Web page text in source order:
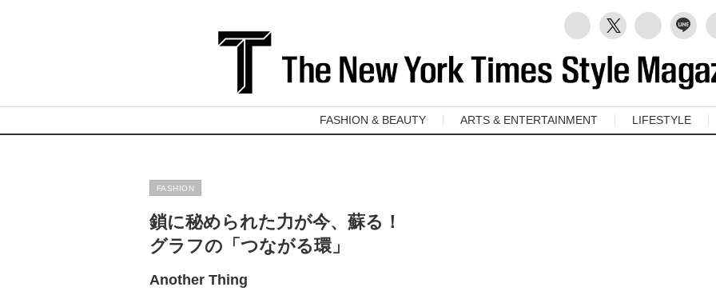
FASHION & BEAUTY ARTS & ENTERTAINMENT LIFESTYLE
FASHION
鎖に秘められた力が今、蘇る！
グラフの「つながる環」
Another Thing